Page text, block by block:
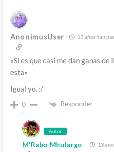
AnonimusUser 13 años han
«Si es que casi me dan ganas
esta»
Igual yo. :/
0 Responder
Autor
M'Rabo Mhulargo 13